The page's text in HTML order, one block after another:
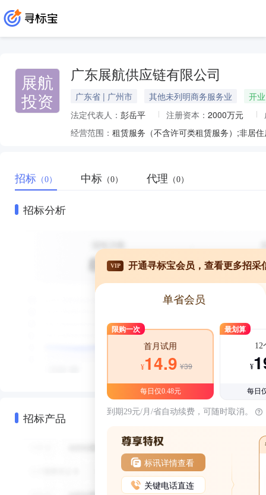
展航
投资
广东展航供应链有限公司
广东省 | 广州市 其他未列明商务服务业
开业
法定代表人： 彭岳平 注册资本： 2000万元
经营范围：
招标 （0） 中标 （0） 代理 （0）
招标分析
招标产品
VIP 开通寻标宝会员，查看更多招采
单省会员
限购一次
首月试用
¥14.9 ¥39
每日仅0.48元
最划算
12
¥
每日
到期29元/月/省自动续费，可随时取消。
标讯详情查看
关键电话直连